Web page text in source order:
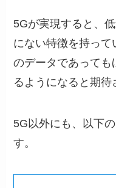
5Gが実現すると、
にない特徴を持っ
のデータであっても
るようになると期待
5G以外にも、以下
す。